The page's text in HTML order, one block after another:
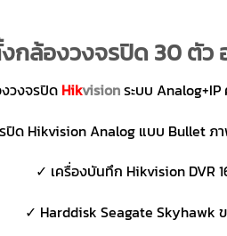
กล้องวงจรปิด 30 ตัว
วงจรปิด Hikvisionระบบ
ปิด Hikvision Analog แบบ Bullet ภ
✓ เครื่องบันทึก Hikvision DVR
✓ Harddisk Seagate Skyhawk